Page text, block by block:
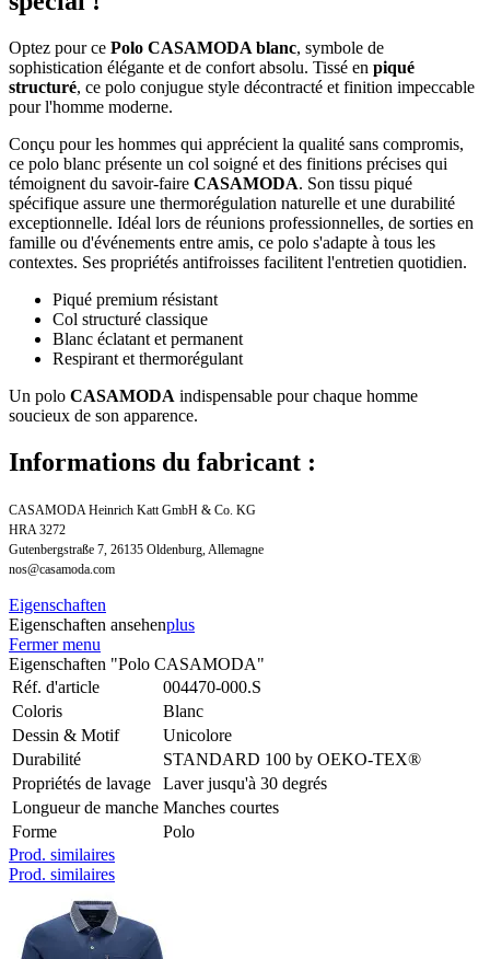
Optez pour ce Polo CASAMODA blanc, symbole de
sophistication élégante et de confort absolu. Tissé en piqué
structuré, ce polo conjugue style décontracté et finition impeccable
pour l'homme moderne.
Conçu pour les hommes qui apprécient la qualité sans compromis,
ce polo blanc présente un col soigné et des finitions précises qui
témoignent du savoir-faire CASAMODA. Son tissu piqué
spécifique assure une thermorégulation naturelle et une durabilité
exceptionnelle. Idéal lors de réunions professionnelles, de sorties en
famille ou d'événements entre amis, ce polo s'adapte à tous les
contextes. Ses propriétés antifroisses facilitent l'entretien quotidien.
Piqué premium résistant
Col structuré classique
Blanc éclatant et permanent
Respirant et thermorégulant
Un polo CASAMODA indispensable pour chaque homme
soucieux de son apparence.
Informations du fabricant :
CASAMODA Heinrich Katt GmbH & Co. KG
HRA 3272
Gutenbergstraße 7, 26135 Oldenburg, Allemagne
nos@casamoda.com
Eigenschaften
Eigenschaften ansehenplus
Fermer menu
Eigenschaften "Polo CASAMODA"
Réf. d'article
004470-000.S
Coloris
Blanc
Dessin & Motif
Unicolore
Durabilité
STANDARD 100 by OEKO-TEX®
Propriétés de lavage
Laver jusqu'à 30 degrés
Longueur de manche Manches courtes
Forme
Polo
Prod. similaires
Prod. similaires